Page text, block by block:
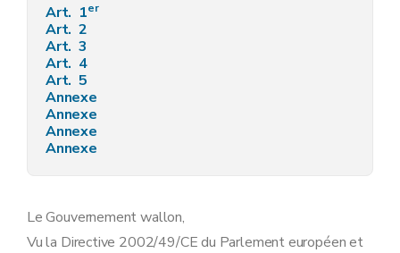
Art. 1er
Art. 2
Art. 3
Art. 4
Art. 5
Annexe
Annexe
Annexe
Annexe
Le Gouvernement wallon,
Vu la Directive 2002/49/CE du Parlement européen et